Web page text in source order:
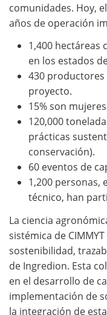
comunidades. Hoy,
años de operación
1,400 hectáreas
en los estados
430
proyecto.
15% son
120,000
prácticas
conservación).
60 eventos de
1,200 personas,
técnico, han
La ciencia
sistémica de
sostenibilidad,
de Ingredion. Esta
en el desarrollo de
implementación de
la integración de